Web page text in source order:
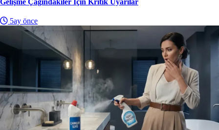
Gelişme Çağındakiler İçin Kritik Uyarılar
5ay önce